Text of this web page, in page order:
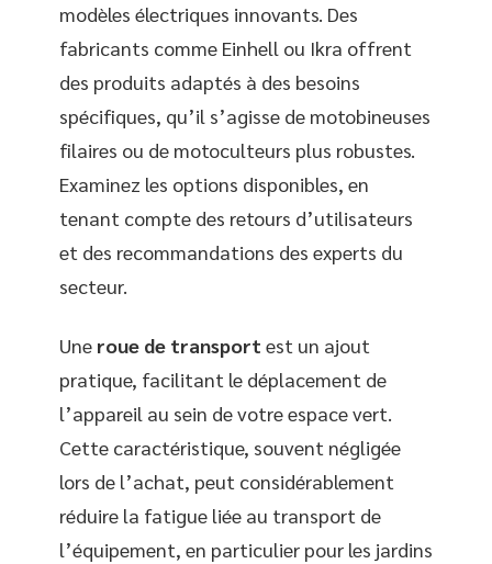
modèles électriques innovants. Des
fabricants comme Einhell ou Ikra offrent
des produits adaptés à des besoins
spécifiques, qu’il s’agisse de motobineuses
filaires ou de motoculteurs plus robustes.
Examinez les options disponibles, en
tenant compte des retours d’utilisateurs
et des recommandations des experts du
secteur.
Une roue de transport est un ajout
pratique, facilitant le déplacement de
l’appareil au sein de votre espace vert.
Cette caractéristique, souvent négligée
lors de l’achat, peut considérablement
réduire la fatigue liée au transport de
l’équipement, en particulier pour les jardins